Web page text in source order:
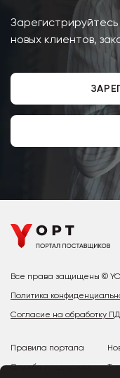
новых клиентов,
Все права защищены ©
Политика
Согласие на обработку ПД
Правила портала
Служба поддержки